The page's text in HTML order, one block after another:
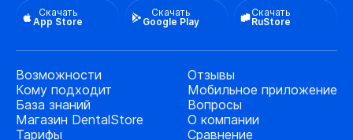
Скачать
App Store
Скачать
Google Play
Скачать
RuStore
Возможности
Кому подходит
База знаний
Магазин DentalStore
Тарифы
Отзывы
Мобильное приложение
Вопросы
О компании
Сравнение